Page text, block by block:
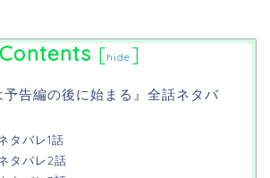
Contents [hide ]
予告編の後に始まる』全話ネタバ
タバレ1話
タバレ2話